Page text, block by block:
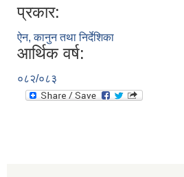
प्रकार:
ऐन, कानुन तथा निर्देशिका
आर्थिक वर्ष:
०८२/०८३